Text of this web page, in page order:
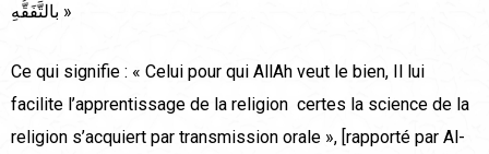
بالتَّفَقُّهِ »
Ce qui signifie : « Celui pour qui AllAh veut le bien, Il lui
facilite l’apprentissage de la religion certes la science de la
religion s’acquiert par transmission orale », [rapporté par Al-